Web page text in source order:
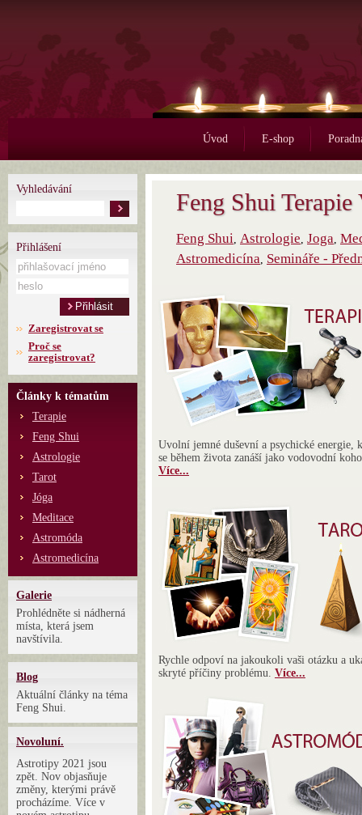
Úvod E-shop
Vyhledávání
Přihlášení
Zaregistrovat se
Proč se
zaregistrovat?
Články k tématům
Terapie
Feng Shui
Astrologie
Tarot
Jóga
Meditace
Astromóda
Astromedicína
Galerie
Prohlédněte si nádherná
místa, která jsem
navštívila.
Blog
Aktuální články na téma
Feng Shui.
Novoluní.
Astrotipy 2021 jsou
zpět. Nov objasňuje
změny, kterými právě
procházíme. Více v
Feng Shui
Feng Shui, Astrologie, Joga,
Astromedicína, Semináře -
Uvolní jemné duševní a psychické energie,
se během života zanáší jako vodovodní
Více...
Rychle odpoví na jakoukoli vaši otázku a
skryté příčiny problému. Více...